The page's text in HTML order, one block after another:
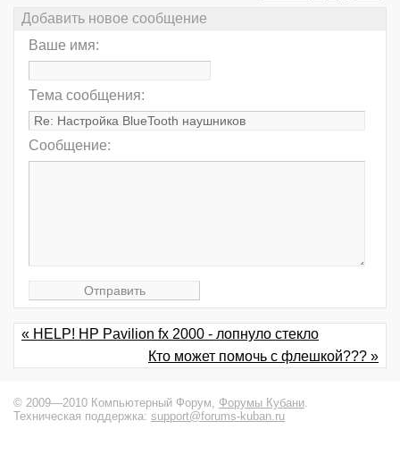
Добавить новое сообщение
Ваше имя:
Тема сообщения:
Сообщение:
« HELP! HP Pavilion fx 2000 - лопнуло стекло
Кто может помочь с флешкой??? »
© 2009—2010 Компьютерный Форум, Форумы Кубани
Техническая поддержка: support@forums-kuban.ru